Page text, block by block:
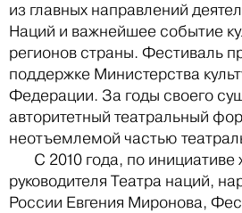
из главных направлений
Наций и важнейшее событие
регионов страны. Фестиваль
поддержке Министерства
Федерации. За годы своего
авторитетный театральный
неотъемлемой частью
С 2010 года, по инициативе
руководителя Театра наций,
России Евгения Миронова,